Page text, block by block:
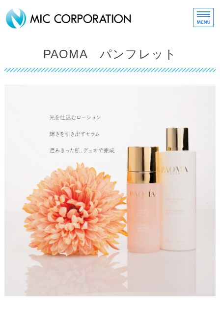
化粧品・コスメ販売の
about MIC
MIC ONLINE SHOP
スタッフリクルート
PAOMA パンフレット